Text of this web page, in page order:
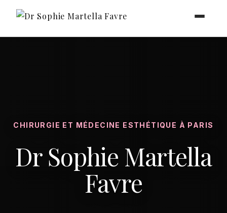
Dr Sophie Martella Favre - Retour à l'accueil
CHIRURGIE ET MÉDECINE ESTHÉTIQUE À PARIS
Dr Sophie Martella
Favre